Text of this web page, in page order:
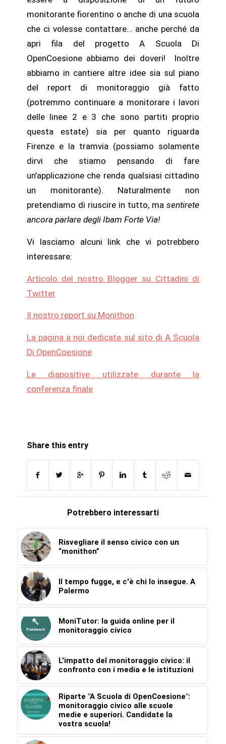
monitorante fiorentino o anche di una scuola
che ci volesse contattare… anche perché da
apri fila del progetto A Scuola Di
OpenCoesione abbiamo dei doveri! Inoltre
abbiamo in cantiere altre idee sia sul piano
del report di monitoraggio già fatto
(potremmo continuare a monitorare i lavori
delle linee 2 e 3 che sono partiti proprio
questa estate) sia per quanto riguarda
Firenze e la tramvia (possiamo solamente
dirvi che stiamo pensando di fare
un’applicazione che renda qualsiasi cittadino
un monitorante). Naturalmente non
pretendiamo di riuscire in tutto, masentirete
ancora parlare degli Ibam Forte Via!
Vi lasciamo alcuni link che vi potrebbero
interessare:
Articolo del nostro Blogger su Cittadini di
Twitter
Il nostro report su Monithon
La pagina a noi dedicata sul sito di A Scuola
Di OpenCoesione
Le diapositive utilizzate durante la
conferenza finale
Share this entry
Potrebbero interessarti
Risvegliare il senso civico con un
“monithon”
Il tempo fugge, e c'è chi lo insegue. A
Palermo
MoniTutor: la guida online per il
monitoraggio civico
L'impatto del monitoraggio civico: il
confronto con i media e le istituzioni
Riparte "A Scuola di OpenCoesione":
monitoraggio civico alle scuole
medie e superiori. Candidate la
vostra scuola!